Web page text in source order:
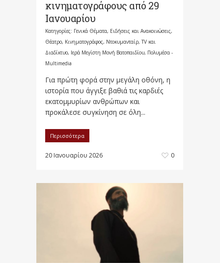
κινηματογράφους από 29
Ιανουαρίου
Κατηγορίες: Γενικά Θέματα, Ειδήσεις και Ανακοινώσεις,
Θέατρο, Κινηματογράφος, Ντοκυμανταίρ, TV και
Διαδίκτυο, Ιερά Μεγίστη Μονή Βατοπαιδίου, Πολυμέσα -
Multimedia
Για πρώτη φορά στην μεγάλη οθόνη, η
ιστορία που άγγιξε βαθιά τις καρδιές
εκατομμυρίων ανθρώπων και
προκάλεσε συγκίνηση σε όλη...
Περισσότερα
20 Ιανουαρίου 2026 0